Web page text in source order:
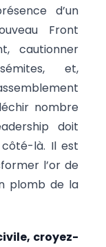
d’un
Front
cautionner
et,
nombre
doit
là. Il est
l’or de
plomb de la
croyez-